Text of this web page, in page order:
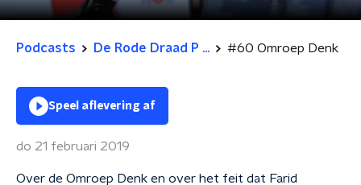
Podcasts De Rode Draad P ... #60 Omroep Denk
Speel aflevering af
do 21 februari 2019
Over de Omroep Denk en over het feit dat Farid